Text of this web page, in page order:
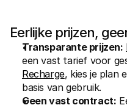
Eerlijke prijzen,
Transparante prijzen:
een vast tarief voor
Recharge, kies je plan
basis van gebruik.
Geen vast contract: